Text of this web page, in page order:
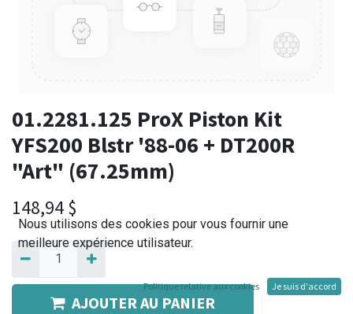
01.2281.125 ProX Piston Kit
YFS200 Blstr '88-06 + DT200R
"Art" (67.25mm)
148,94 $
AJOUTER AU PANIER
Nous utilisons des cookies pour vous fournir une
meilleure expérience utilisateur.
Politique relative aux cookies Je suis d'accord